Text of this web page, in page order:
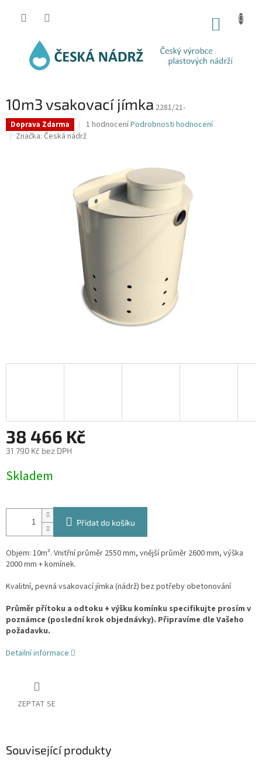
10m3 vsakovací jímka 2281/21-
Doprava Zdarma
Průměrné
hodnocení
z
5
hvězdiček.
1 hodnoceníPodrobnosti hodnocení
Značka: Česká nádrž
38 466 Kč
31 790 Kč bez DPH
cena:
Skladem
Přidat do košíku
Objem: 10m³. Vnitřní průměr 2550 mm, vnější průměr 2600 mm, výška
2000 mm + komínek.
Kvalitní, pevná vsakovací jímka (nádrž) bez potřeby obetonování
Průměr přítoku a odtoku + výšku komínku specifikujte prosím v
poznámce (poslední krok objednávky). Připravíme dle Vašeho
požadavku.
Detailní informace
ZEPTAT SE
Související produkty